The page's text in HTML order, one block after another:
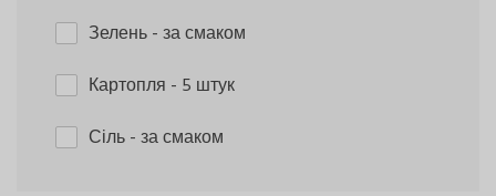
Зелень- за смаком
Картопля - 5 штук
Сіль- за смаком